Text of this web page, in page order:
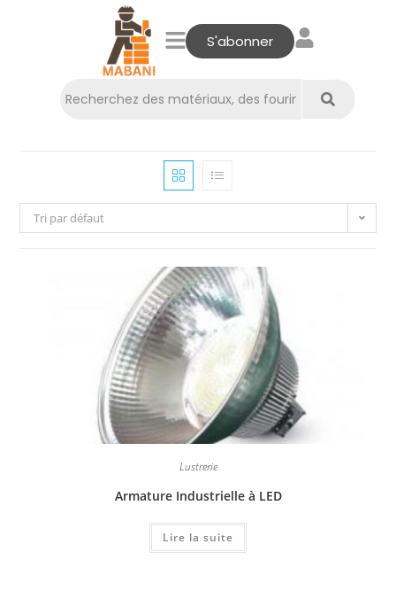
S'abonner
Tri par défaut
Lustrerie
Armature Industrielle à LED
Lire la suite